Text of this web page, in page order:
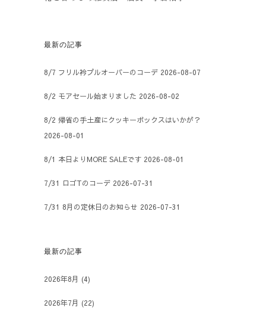
最新の記事
8/7 フリル衿プルオーバーのコーデ 2026-08-07
8/2 モアセール始まりました 2026-08-02
8/2 帰省の手土産にクッキーボックスはいかが？
2026-08-01
8/1 本日よりMORE SALEです 2026-08-01
7/31 ロゴTのコーデ 2026-07-31
7/31 8月の定休日のお知らせ 2026-07-31
最新の記事
2026年8月 (4)
2026年7月 (22)